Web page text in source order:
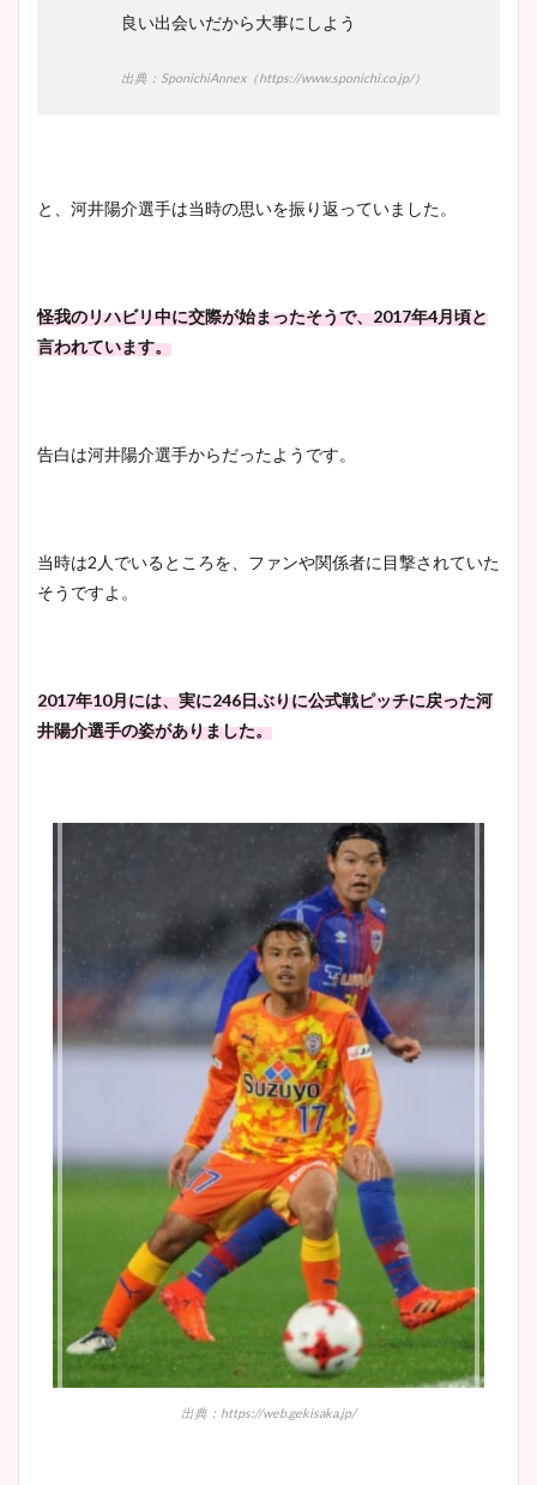
良い出会いだから大事にしよう
出典：SponichiAnnex（https://www.sponichi.co.jp/）
と、河井陽介選手は当時の思いを振り返っていました。
怪我のリハビリ中に交際が始まったそうで、2017年4月頃と
言われています。
告白は河井陽介選手からだったようです。
当時は2人でいるところを、ファンや関係者に目撃されていた
そうですよ。
2017年10月には、実に246日ぶりに公式戦ピッチに戻った河
井陽介選手の姿がありました。
出典：https://web.gekisaka.jp/